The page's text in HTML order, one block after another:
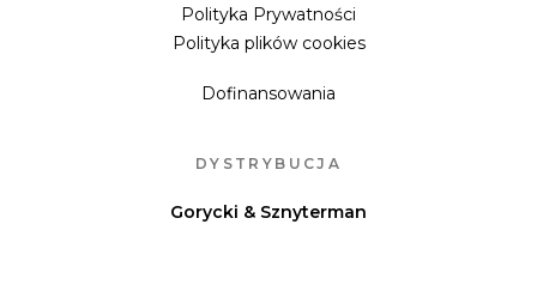
Polityka Prywatności
Polityka plików cookies
Dofinansowania
DYSTRYBUCJA
Gorycki & Sznyterman